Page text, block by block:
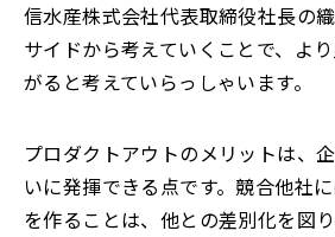
信水産株式会社代表取締役社長の
サイドから考えていくことで、よ
がると考えていらっしゃいます。
プロダクトアウトのメリットは、
いに発揮できる点です。競合他社
を作ることは、他との差別化を図